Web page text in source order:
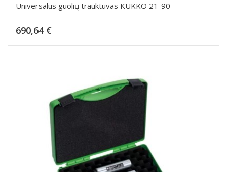
Universalus guolių trauktuvas KUKKO 21-90
690,64 €